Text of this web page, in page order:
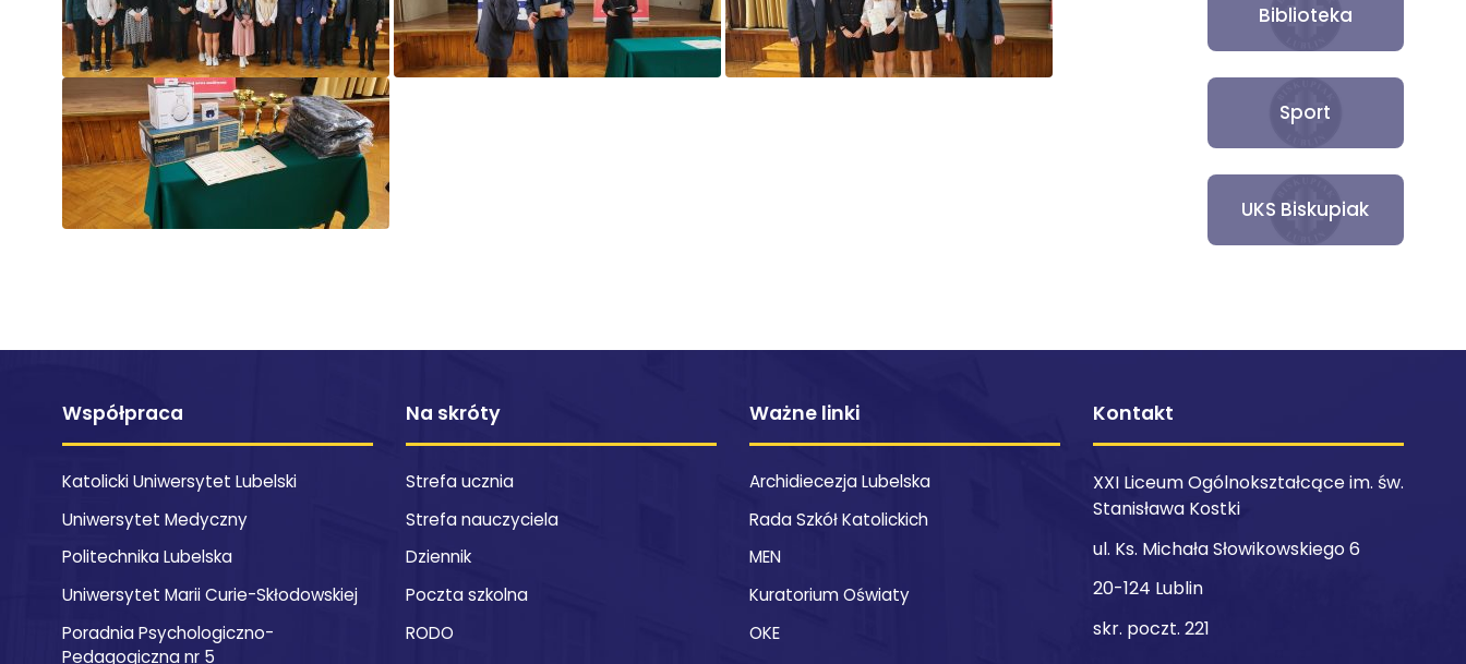
Biblioteka
Sport
UKS Biskupiak
Współpraca
Katolicki Uniwersytet Lubelski
Uniwersytet Medyczny
Politechnika Lubelska
Uniwersytet Marii Curie-Skłodowskiej
Poradnia Psychologiczno-
Pedagogiczna nr 5
Na skróty
Strefa ucznia
Strefa nauczyciela
Dziennik
Poczta szkolna
RODO
Ważne linki
Archidiecezja Lubelska
Rada Szkół Katolickich
MEN
Kuratorium Oświaty
OKE
Kontakt
XXI Liceum Ogólnokształcące im. św.
Stanisława Kostki
ul. Ks. Michała Słowikowskiego 6
20-124 Lublin
skr. poczt. 221